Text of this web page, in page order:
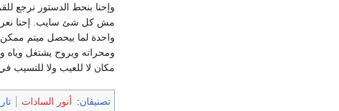
وإحنا بنحط الدستور نرجع
مش كل شئ سايب. إحنا نعرف
واحدة لما بيحصل ميتم ممكن
ومحراته ويروح يشتغل وياه
مكان لا للعيب ولا للتسيب
تصنيفان: أنور السادات